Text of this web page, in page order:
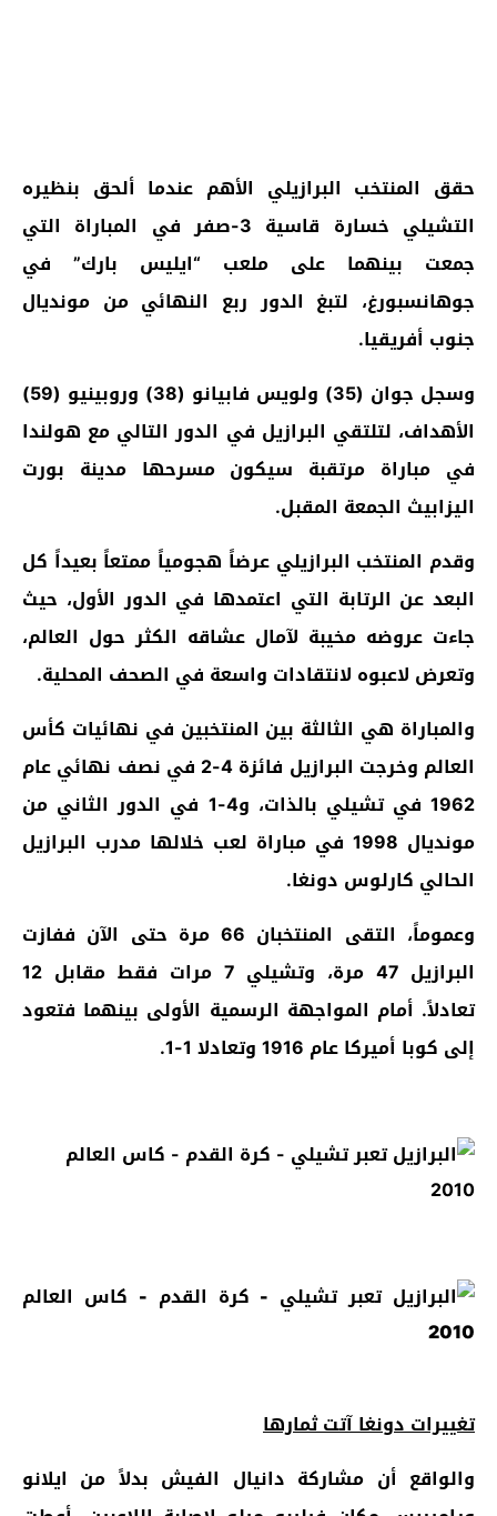
حقق المنتخب البرازيلي الأهم عندما ألحق بنظيره
التشيلي خسارة قاسية 3-صفر في المباراة التي
جمعت بينهما على ملعب “ايليس بارك” في
جوهانسبورغ، لتبغ الدور ربع النهائي من مونديال
جنوب أفريقيا.
وسجل جوان (35) ولويس فابيانو (38) وروبينيو (59)
الأهداف، لتلتقي البرازيل في الدور التالي مع هولندا
في مباراة مرتقبة سيكون مسرحها مدينة بورت
اليزابيث الجمعة المقبل.
وقدم المنتخب البرازيلي عرضاً هجومياً ممتعاً بعيداً كل
البعد عن الرتابة التي اعتمدها في الدور الأول، حيث
جاءت عروضه مخيبة لآمال عشاقه الكثر حول العالم،
وتعرض لاعبوه لانتقادات واسعة في الصحف المحلية.
والمباراة هي الثالثة بين المنتخبين في نهائيات كأس
العالم وخرجت البرازيل فائزة 4-2 في نصف نهائي عام
1962 في تشيلي بالذات، و4-1 في الدور الثاني من
مونديال 1998 في مباراة لعب خلالها مدرب البرازيل
الحالي كارلوس دونغا.
وعموماً، التقى المنتخبان 66 مرة حتى الآن ففازت
البرازيل 47 مرة، وتشيلي 7 مرات فقط مقابل 12
تعادلاً. أمام المواجهة الرسمية الأولى بينهما فتعود
إلى كوبا أميركا عام 1916 وتعادلا 1-1.
تغييرات دونغا آتت ثمارها
والواقع أن مشاركة دانيال الفيش بدلاً من ايلانو